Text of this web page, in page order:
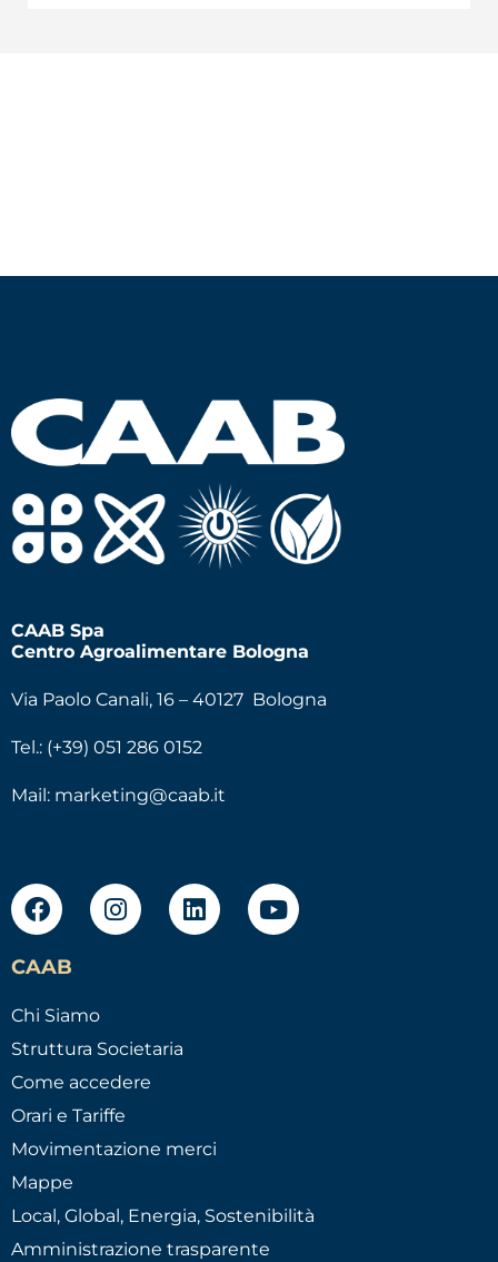
CAAB Spa
Centro Agroalimentare Bologna
Via Paolo Canali, 16 – 40127 Bologna
Tel.: (+39) 051 286 0152
Mail: marketing@caab.it
CAAB
Chi Siamo
Struttura Societaria
Come accedere
Orari e Tariffe
Movimentazione merci
Mappe
Local, Global, Energia, Sostenibilità
Amministrazione trasparente